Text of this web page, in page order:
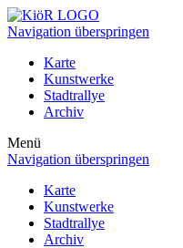
Navigation überspringen
Karte
Kunstwerke
Stadtrallye
Archiv
Menü
Navigation überspringen
Karte
Kunstwerke
Stadtrallye
Archiv